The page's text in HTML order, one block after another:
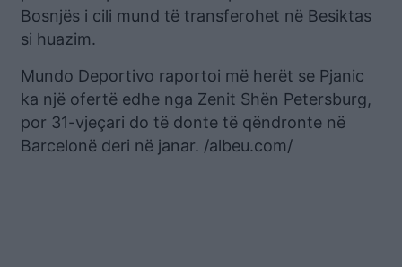
Bosnjës i cili mund të transferohet në Besiktas
si huazim.
Mundo Deportivo raportoi më herët se Pjanic
ka një ofertë edhe nga Zenit Shën Petersburg,
por 31-vjeçari do të donte të qëndronte në
Barcelonë deri në janar. /albeu.com/